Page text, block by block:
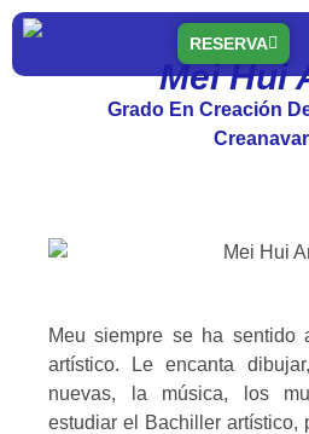
RESERVA
Mei Hui
Grado En Creación
Meu siempre se ha sentido
artístico. Le encanta
nuevas, la música, los
estudiar el Bachiller artístico,